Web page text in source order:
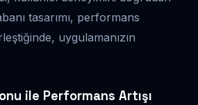
tasarımı, performans
uygulamanızın
ile Performans Artışı